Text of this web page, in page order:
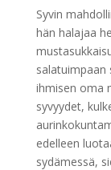
Syvin
hän halajaa
salatuimpaan
ihmisen oma
syvyydet,
edelleen
sydämessä,